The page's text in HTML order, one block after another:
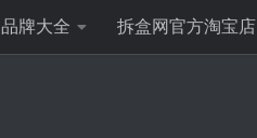
品牌大全 拆盒网官方淘宝店